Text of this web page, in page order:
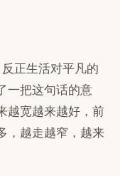
正生活对平凡的
一把这句话的意
越宽越来越好，前
，越走越窄，越来